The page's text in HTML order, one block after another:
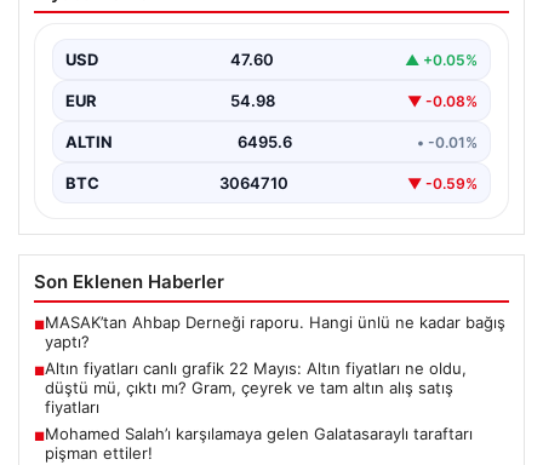
fiyatları
Altın fiyatlarında son durum merak ediliyor. Ankara
Bölge Adliye Mahkemesi’nin CHP'ye mutlak butlan
kararı…
USD 47.60 ▲ +0.05%
EUR 54.98 ▼ -0.08%
ALTIN 6495.6 • -0.01%
BTC 3064710 ▼ -0.59%
Son Eklenen Haberler
■MASAK’tan Ahbap Derneği raporu. Hangi ünlü ne kadar bağış
yaptı?
■Altın fiyatları canlı grafik 22 Mayıs: Altın fiyatları ne oldu,
düştü mü, çıktı mı? Gram, çeyrek ve tam altın alış satış
fiyatları
■Mohamed Salah’ı karşılamaya gelen Galatasaraylı taraftarı
pişman ettiler!